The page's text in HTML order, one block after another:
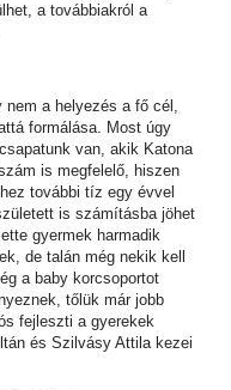
a továbbiakról a
nem a helyezés a fő cél,
formálása. Most úgy
van, akik Katona
is megfelelő, hiszen
további tíz egy évvel
is számításba jöhet
gyermek harmadik
de talán még nekik kell
a baby korcsoportot
tőlük már jobb
fejleszti a gyerekek
és Szilvásy Attila kezei